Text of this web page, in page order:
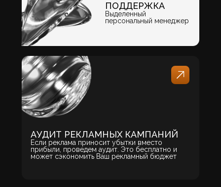
АУДИТ РЕКЛАМНЫХ КАМПАНИЙ
Если реклама приносит убытки вместо
прибыли, проведем аудит. Это бесплатно и
может сэкономить Ваш рекламный бюджет
ПОДДЕРЖКА
Выделенный
персональный менеджер